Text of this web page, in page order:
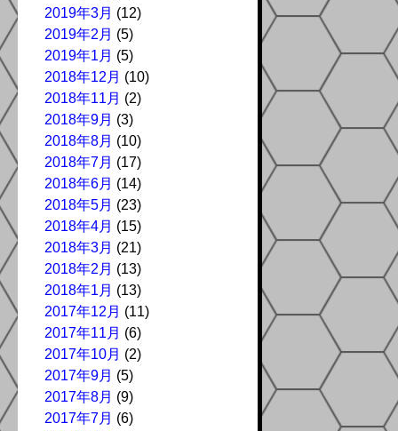
2019年3月 (12)
2019年2月 (5)
2019年1月 (5)
2018年12月 (10)
2018年11月 (2)
2018年9月 (3)
2018年8月 (10)
2018年7月 (17)
2018年6月 (14)
2018年5月 (23)
2018年4月 (15)
2018年3月 (21)
2018年2月 (13)
2018年1月 (13)
2017年12月 (11)
2017年11月 (6)
2017年10月 (2)
2017年9月 (5)
2017年8月 (9)
2017年7月 (6)